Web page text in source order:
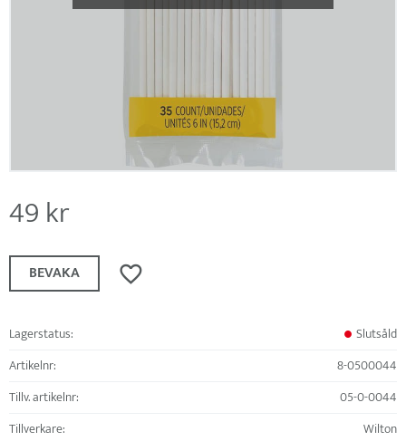
49kr
Lägg till i favoriter
BEVAKA
Lagerstatus
Slutsåld
Artikelnr
8-0500044
Tillv. artikelnr
05-0-0044
Tillverkare
Wilton